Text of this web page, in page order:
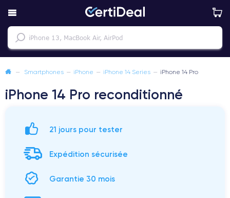
— Smartphones — iPhone — iPhone 14 Series — iPhone 14 Pro
iPhone 14 Pro reconditionné
21 jours pour tester
Expédition sécurisée
Garantie 30 mois